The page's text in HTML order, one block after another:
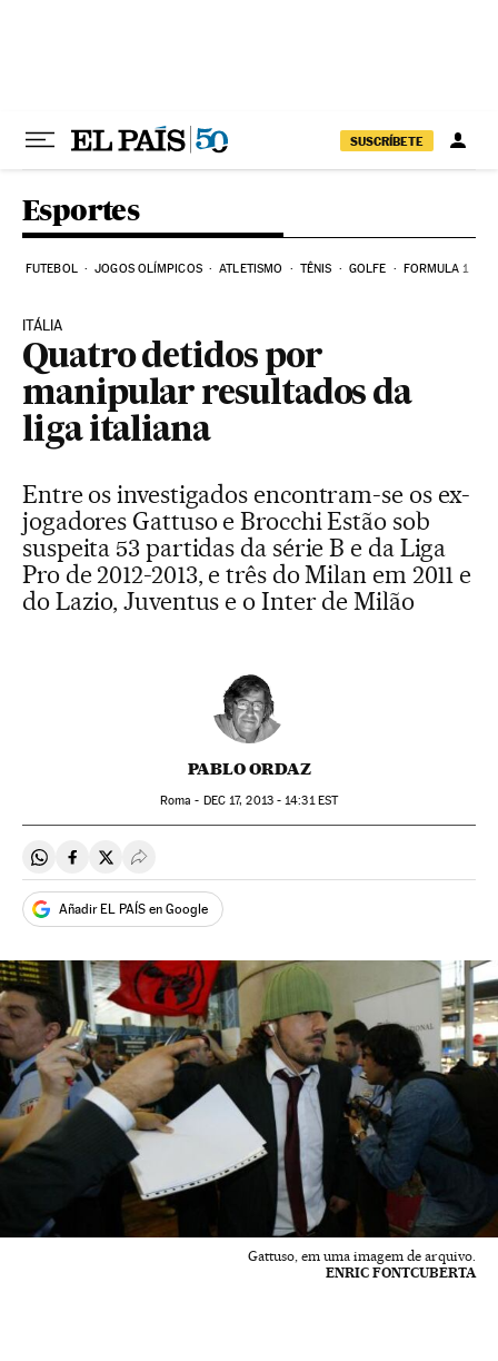
SUSCRÍBETE
Esportes
FUTEBOL JOGOS OLÍMPICOS ATLETISMO TÊNIS GOLFE FORMULA 1
ITÁLIA
Quatro detidos por
manipular resultados da
liga italiana
Entre os investigados encontram-se os ex-
jogadores Gattuso e Brocchi Estão sob
suspeita 53 partidas da série B e da Liga
Pro de 2012-2013, e três do Milan em 2011 e
do Lazio, Juventus e o Inter de Milão
PABLO ORDAZ
Roma - DEC17, 2013 - 14:31EST
Compartir en Whatsapp
Compartir en Facebook
Compartir en Twitter
Desplegar Redes Sociales
Añadir EL PAÍS en Google
Gattuso, em uma imagem de arquivo.
ENRIC FONTCUBERTA